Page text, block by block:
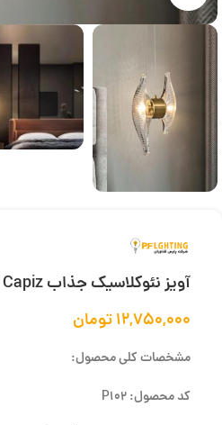
آویز نئوکلاسیک جذاب Capiz
۱۲,۷۵۰,۰۰۰تومان
مشخصات کلی محصول:
کد محصول: P102